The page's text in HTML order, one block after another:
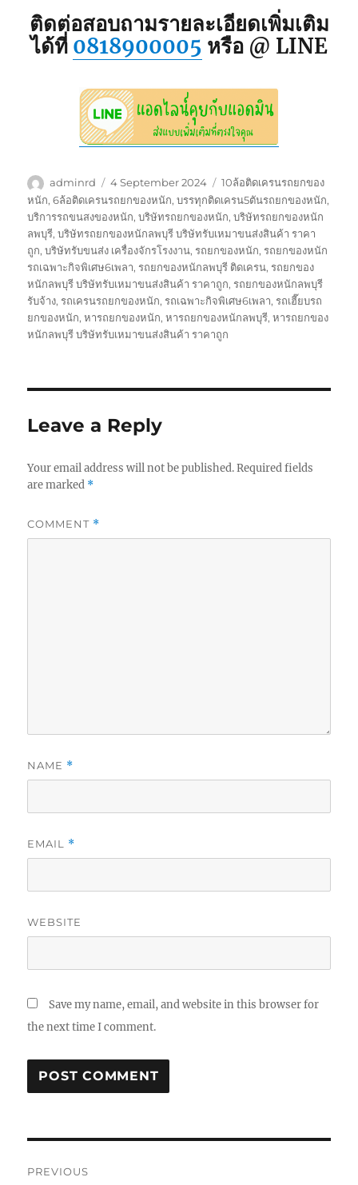
ติดต่อสอบถามรายละเอียดเพิ่มเติม
ได้ที่ 0818900005 หรือ @ LINE
Author
adminrd
Posted
on
4 September 2024 Tags
10ล้อติดเครนรถยกของ
หนัก,6ล้อติดเครนรถยกของหนัก,บรรทุกติดเครน5ตันรถยกของหนัก,
บริการรถขนสงของหนัก,บริษัทรถยกของหนัก,บริษัทรถยกของหนัก
ลพบุรี,บริษัทรถยกของหนักลพบุรี บริษัทรับเหมาขนส่งสินค้า ราคา
ถูก,บริษัทรับขนส่ง เครื่องจักรโรงงาน,รถยกของหนัก,รถยกของหนัก
รถเฉพาะกิจพิเศษ6เพลา,รถยกของหนักลพบุรี ติดเครน,รถยกของ
หนักลพบุรี บริษัทรับเหมาขนส่งสินค้า ราคาถูก,รถยกของหนักลพบุรี
รับจ้าง,รถเครนรถยกของหนัก,รถเฉพาะกิจพิเศษ6เพลา,รถเฮี๊ยบรถ
ยกของหนัก,หารถยกของหนัก,หารถยกของหนักลพบุรี,หารถยกของ
หนักลพบุรี บริษัทรับเหมาขนส่งสินค้า ราคาถูก
Leave a Reply
Your email address will not be published. Required fields
are marked *
COMMENT *
NAME *
EMAIL *
WEBSITE
Save my name, email, and website in this browser for
the next time I comment.
PREVIOUS